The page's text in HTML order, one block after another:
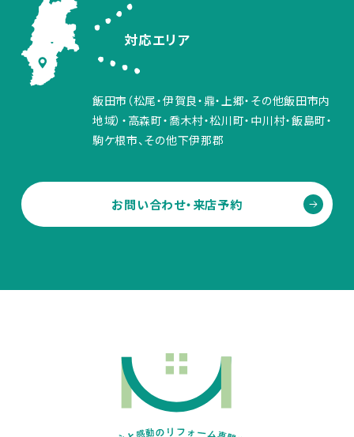
対応エリア
飯田市（松尾・伊賀良・鼎・上郷・その他飯田市内
地域）・高森町・喬木村・松川町・中川村・飯島町・
駒ケ根市、その他下伊那郡
お問い合わせ・来店予約